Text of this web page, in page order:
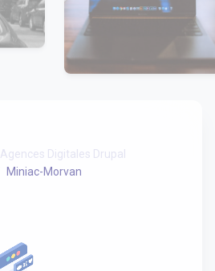
Agences Digitales Drupal
Miniac-Morvan